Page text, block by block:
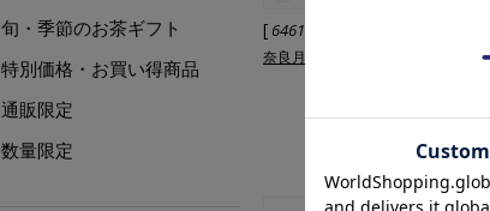
[ 6461
奈良月ヶ瀬新茶 2026
1,930円
旬・季節のお茶ギフト
特別価格・お買い得商品
通販限定
数量限定